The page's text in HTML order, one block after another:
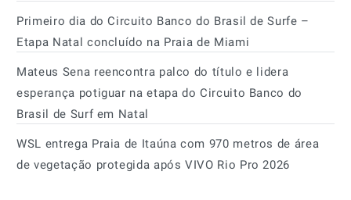
Primeiro dia do Circuito Banco do Brasil de Surfe –
Etapa Natal concluído na Praia de Miami
Mateus Sena reencontra palco do título e lidera
esperança potiguar na etapa do Circuito Banco do
Brasil de Surf em Natal
WSL entrega Praia de Itaúna com 970 metros de área
de vegetação protegida após VIVO Rio Pro 2026